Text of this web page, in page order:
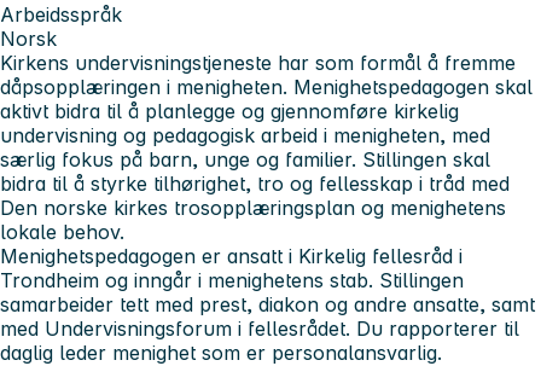
Arbeidsspråk
Norsk
Kirkens undervisningstjeneste har som formål å fremme
dåpsopplæringen i menigheten. Menighetspedagogen skal
aktivt bidra til å planlegge og gjennomføre kirkelig
undervisning og pedagogisk arbeid i menigheten, med
særlig fokus på barn, unge og familier. Stillingen skal
bidra til å styrke tilhørighet, tro og fellesskap i tråd med
Den norske kirkes trosopplæringsplan og menighetens
lokale behov.
Menighetspedagogen er ansatt i Kirkelig fellesråd i
Trondheim og inngår i menighetens stab. Stillingen
samarbeider tett med prest, diakon og andre ansatte, samt
med Undervisningsforum i fellesrådet. Du rapporterer til
daglig leder menighet som er personalansvarlig.